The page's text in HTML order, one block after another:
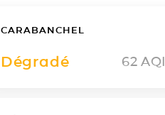
CARABANCHEL
Dégradé 62 AQI